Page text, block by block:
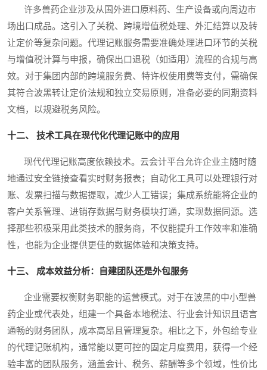
许多兽药企业涉及从国外进口原料药、生产设备或向周边市
场出口成品。这引入了关税、跨境增值税处理、外汇结算以及转
让定价等复杂问题。代理记账服务需要准确处理进口环节的关税
与增值税计算与申报，确保出口退税（如适用）流程的合规与高
效。对于集团内部的跨境服务费、特许权使用费等支付，需确保
其符合波黑转让定价法规和独立交易原则，准备必要的同期资料
文档，以规避税务风险。
十二、 技术工具在现代化代理记账中的应用
现代代理记账高度依赖技术。云会计平台允许企业主随时随
地通过安全链接查看实时财务报表；自动化工具可以处理银行对
账、发票扫描与数据提取，减少人工错误；集成系统能将企业的
客户关系管理、进销存数据与财务模块打通，实现数据同源。选
择那些积极采用此类技术的服务商，不仅能提升工作效率和准确
性，也能为企业提供更佳的数据体验和决策支持。
十三、 成本效益分析：自建团队还是外包服务
企业需要权衡财务职能的运营模式。对于在波黑的中小型兽
药企业或代表处，组建一个具备本地税法、行业会计知识且语言
通畅的财务团队，成本高昂且管理复杂。相比之下，外包给专业
的代理记账机构，通常能以更可控的固定月度费用，获得一个经
验丰富的团队服务，涵盖会计、税务、薪酬等多个领域，性价比